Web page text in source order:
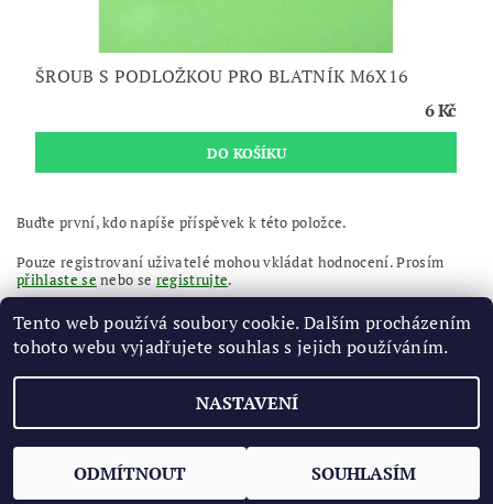
ŠROUB S PODLOŽKOU PRO BLATNÍK M6X16
6 Kč
Buďte první, kdo napíše příspěvek k této položce.
Pouze registrovaní uživatelé mohou vkládat hodnocení. Prosím
přihlaste se nebo se registrujte.
2026 ©AUTOMRAZIK, všechna práva vyhrazena
Tento web používá soubory cookie. Dalším procházením
tohoto webu vyjadřujete souhlas s jejich používáním.
NASTAVENÍ
ODMÍTNOUT SOUHLASÍM